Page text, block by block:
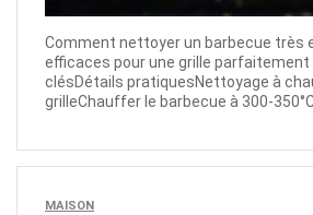
Comment nettoyer un barbecue très
efficaces pour une grille parfaitement
clésDétails pratiquesNettoyage à
grilleChauffer le barbecue à 300-
MAISON